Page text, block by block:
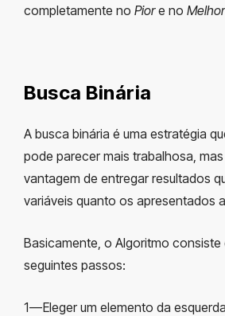
completamente no Piore no
Busca Binária
A busca binária é uma estratégia
pode parecer mais trabalhosa,
vantagem de entregar resultados
variáveis quanto os apresentados
Basicamente, o Algoritmo
seguintes passos:
1 — Eleger um elemento da